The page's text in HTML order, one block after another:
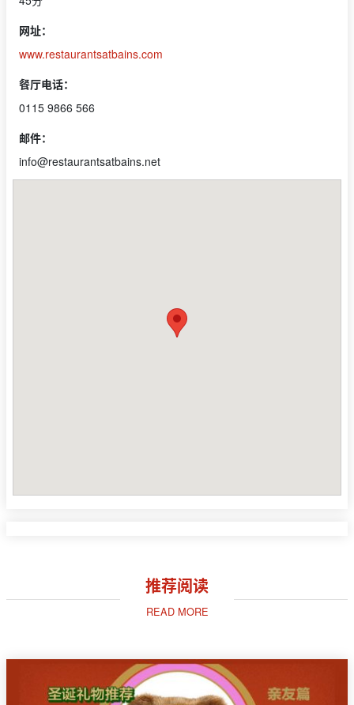
网址：
www.restaurantsatbains.com
餐厅电话：
0115 9866 566
邮件：
info@restaurantsatbains.net
推荐阅读
READ MORE